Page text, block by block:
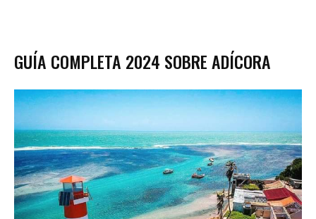
GUÍA COMPLETA 2024 SOBRE ADÍCORA